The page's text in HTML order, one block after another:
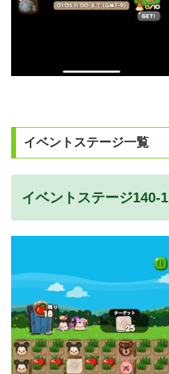
イベントステージ一覧
イベントステージ140-1